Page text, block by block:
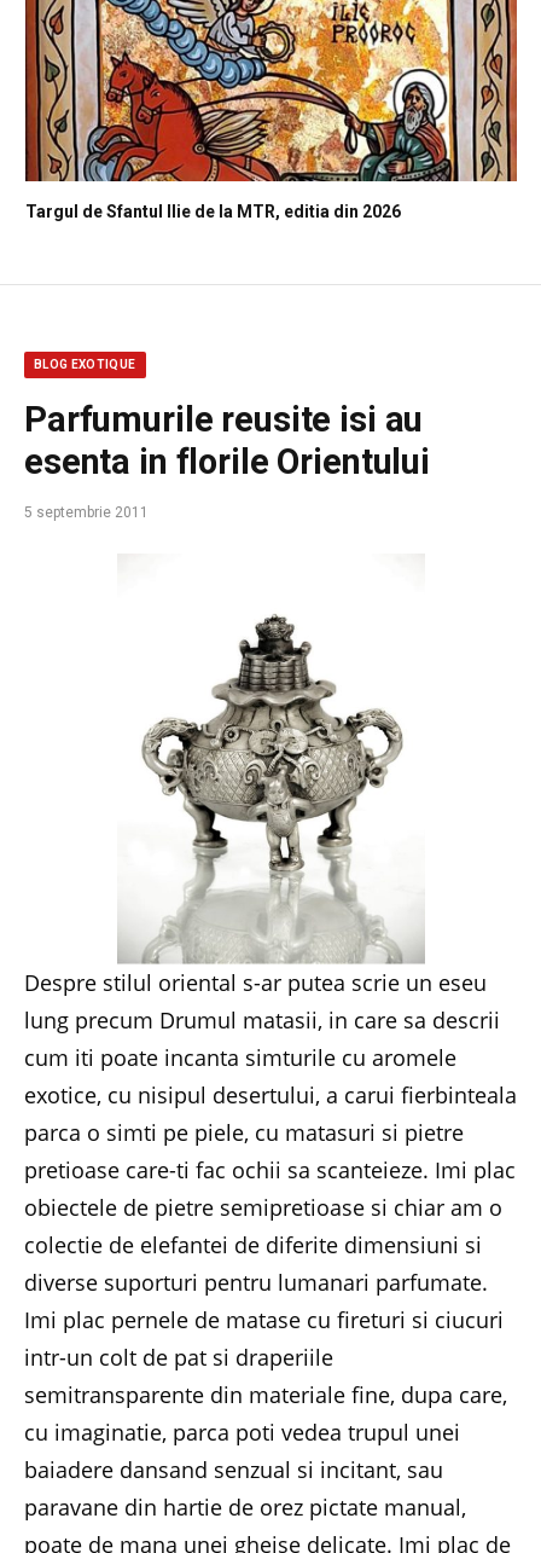
Targul de Sfantul Ilie de la MTR, editia din 2026
BLOG EXOTIQUE
Parfumurile reusite isi au
esenta in florile Orientului
5 septembrie 2011
Despre stilul oriental s-ar putea scrie un eseu
lung precum Drumul matasii, in care sa descrii
cum iti poate incanta simturile cu aromele
exotice, cu nisipul desertului, a carui fierbinteala
parca o simti pe piele, cu matasuri si pietre
pretioase care-ti fac ochii sa scanteieze. Imi plac
obiectele de pietre semipretioase si chiar am o
colectie de elefantei de diferite dimensiuni si
diverse suporturi pentru lumanari parfumate.
Imi plac pernele de matase cu fireturi si ciucuri
intr-un colt de pat si draperiile
semitransparente din materiale fine, dupa care,
cu imaginatie, parca poti vedea trupul unei
baiadere dansand senzual si incitant, sau
paravane din hartie de orez pictate manual,
poate de mana unei gheise delicate. Imi plac de